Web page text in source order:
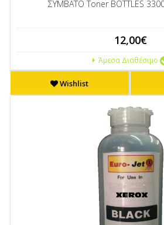
ΣΥΜΒΑΤΟ Toner BOTTLES
12,00€
Άμεσα Διαθέσιμο
Wishlist